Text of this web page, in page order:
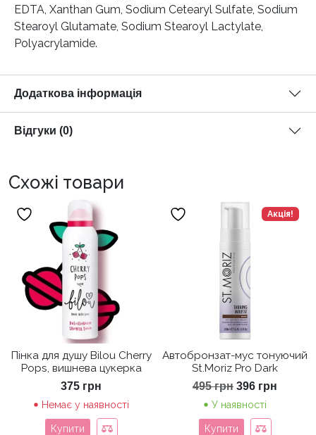
EDTA, Xanthan Gum, Sodium Cetearyl Sulfate, Sodium
Stearoyl Glutamate, Sodium Stearoyl Lactylate,
Polyacrylamide.
Додаткова інформація
Відгуки (0)
Схожі товари
Пінка для душу Bilou Cherry
Pops, вишнева цукерка
375 грн
Немає у наявності
Купити
Акція!
Автобронзат-мус тонуючий
St.Moriz Pro Dark
495грн Оригінальна
495 грн.
396 грн
У наявності
Купити